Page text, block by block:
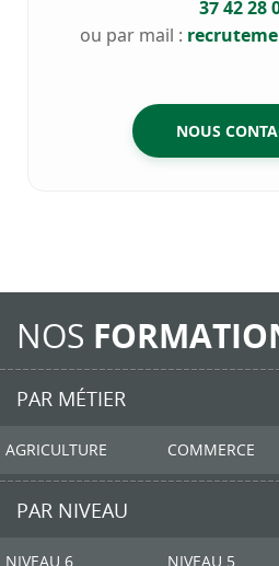
37 42 28
ou par mail :
NOUS
NOS
PAR MÉTIER
AGRICULTURE COMMERCE
PAR NIVEAU
NIVEAU 6 NIVEAU 5